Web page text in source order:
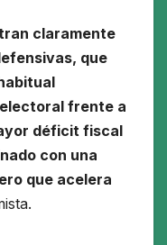
claramente
que
frente a
déficit fiscal
con una
que acelera